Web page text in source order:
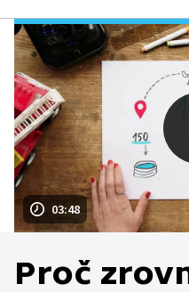
03:48
Proč